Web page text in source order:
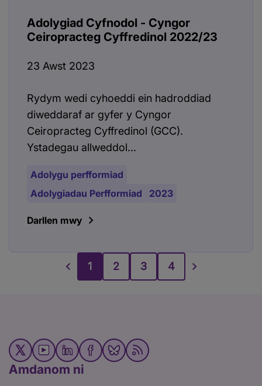
Adolygiad Cyfnodol - Cyngor
Ceiropracteg Cyffredinol 2022/23
23 Awst 2023
Rydym wedi cyhoeddi ein hadroddiad
diweddaraf ar gyfer y Cyngor
Ceiropracteg Cyffredinol (GCC).
Ystadegau allweddol...
Adolygu perfformiad
Adolygiadau Perfformiad
2023
Darllen mwy
1 2 3 4
Amdanom ni